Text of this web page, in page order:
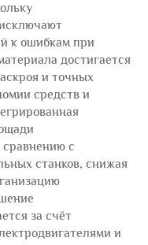
к ошибкам при
достигается
и точных
средств и
сравнению с
станков, снижая
за счёт
и